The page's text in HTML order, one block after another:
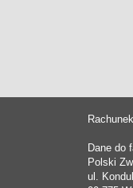
Dane do
Polski
ul.